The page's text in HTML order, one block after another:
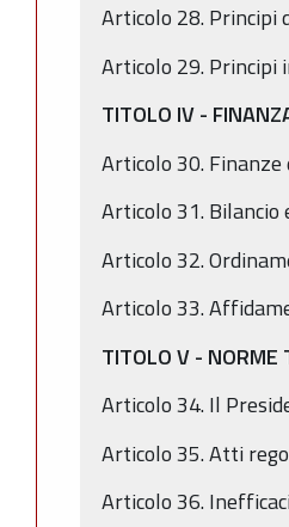
Articolo 28. Principi
Articolo 29. Principi
TITOLO IV -
Articolo 30. Finanze
Articolo 31.
Articolo 32.
Articolo 33.
TITOLO V - NORME
Articolo 34. Il
Articolo 35. Atti
Articolo 36.